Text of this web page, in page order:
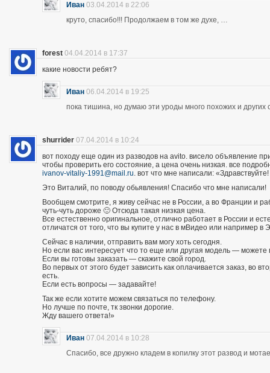
Иван 03.04.2014 в 22:06
круто, спасибо!!! Продолжаем в том же духе, …
forest 04.04.2014 в 17:37
какие новости ребят?
Иван 06.04.2014 в 19:25
пока тишина, но думаю эти уроды много похожих и
shurrider 07.04.2014 в 10:24
вот походу еще один из разводов на avito. висело объявление
чтобы проверить его состояние, а цена очень низкая. все
ivanov-vitaliy-1991@mail.ru. вот что мне написали: «Здравствуйте!
Это Виталий, по поводу обьявления! Спасибо что мне написали!
Вообщем смотрите, я живу сейчас не в России, а во Франции и
чуть-чуть дороже 🙂 Отсюда такая низкая цена.
Все естественно оригинальное, отлично работает в России и
отличатся от того, что вы купите у нас в мВидео или например в
Сейчас в наличии, отправить вам могу хоть сегодня.
Но если вас интересует что то еще или другая модель —
Если вы готовы заказать — скажите свой город.
Во первых от этого будет зависить как оплачивается заказ, во
есть.
Если есть вопросы — задавайте!
Так же если хотите можем связаться по телефону.
Но лучше по почте, тк звонки дорогие.
Жду вашего ответа!»
Иван 07.04.2014 в 10:28
Спасибо, все дружно кладем в копилку этот развод и